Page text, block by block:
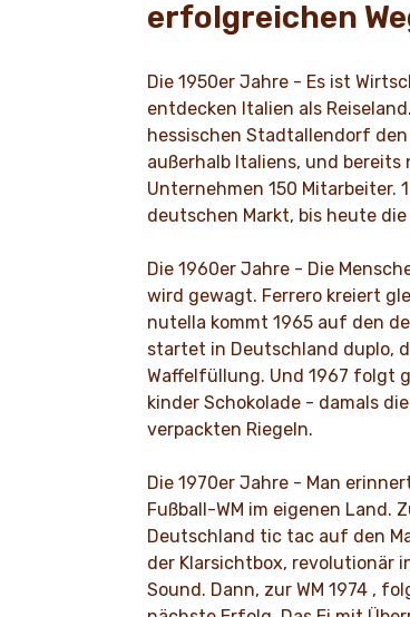
erfolgreichen
Die 1950er Jahre - Es ist
entdecken Italien als
hessischen Stadtallendorf
außerhalb Italiens, und
Unternehmen 150 Mitarbeiter.
deutschen Markt, bis heute
Die 1960er Jahre - Die
wird gewagt. Ferrero kreiert
nutella kommt 1965 auf den
startet in Deutschland duplo,
Waffelfüllung. Und 1967 folgt
kinder Schokolade - damals
verpackten Riegeln.
Die 1970er Jahre - Man
Fußball-WM im eigenen Land.
Deutschland tic tac auf den
der Klarsichtbox, revolutionär
Sound. Dann, zur WM 1974 ,